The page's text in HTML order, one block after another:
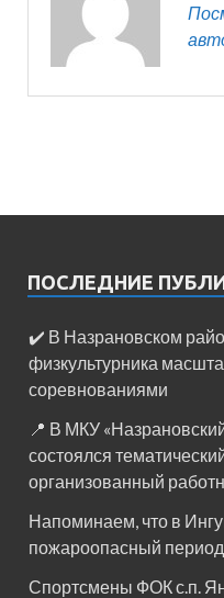
ПОСЛЕДНИЕ
✔️ В Назрановском
физкультурника
соревнованиями
📍 В МКУ
состоялся
организованный
Напоминаем, что в
пожароопасный
Спортсмены ФОК с.п.